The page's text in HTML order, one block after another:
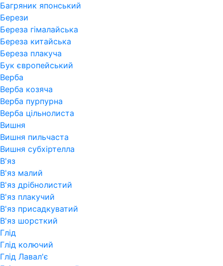
Багряник японський
Берези
Береза гімалайська
Береза китайська
Береза плакуча
Бук європейський
Верба
Верба козяча
Верба пурпурна
Верба цільнолиста
Вишня
Вишня пильчаста
Вишня субхіртелла
В'яз
В'яз малий
В'яз дрібнолистий
В'яз плакучий
В'яз присадкуватий
В'яз шорсткий
Глід
Глід колючий
Глід Лавал'є